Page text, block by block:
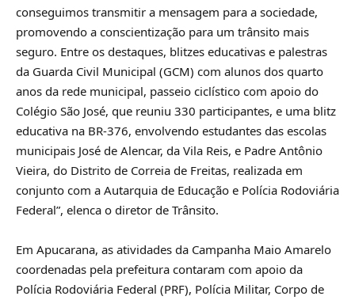
conseguimos transmitir a mensagem para a sociedade,
promovendo a conscientização para um trânsito mais
seguro. Entre os destaques, blitzes educativas e palestras
da Guarda Civil Municipal (GCM) com alunos dos quarto
anos da rede municipal, passeio ciclístico com apoio do
Colégio São José, que reuniu 330 participantes, e uma blitz
educativa na BR-376, envolvendo estudantes das escolas
municipais José de Alencar, da Vila Reis, e Padre Antônio
Vieira, do Distrito de Correia de Freitas, realizada em
conjunto com a Autarquia de Educação e Polícia Rodoviária
Federal”, elenca o diretor de Trânsito.
Em Apucarana, as atividades da Campanha Maio Amarelo
coordenadas pela prefeitura contaram com apoio da
Polícia Rodoviária Federal (PRF), Polícia Militar, Corpo de